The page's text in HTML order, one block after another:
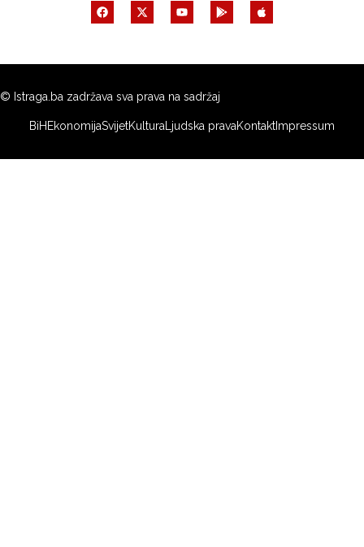
© Istraga.ba zadržava sva prava na sadržaj
BiH EkonomijaSvijetKultura Ljudska pravaKontakt Impressum